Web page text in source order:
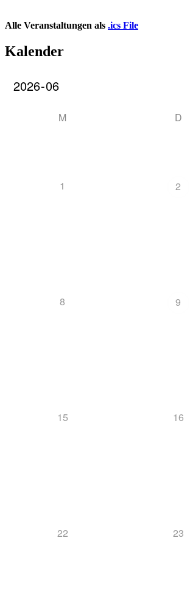
Alle Veranstaltungen als .ics File
Kalender
M D
1 2
8 9
15 16
22 23